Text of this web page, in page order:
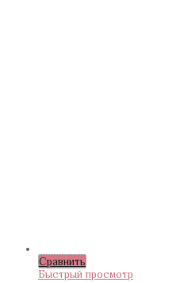
Сравнить
Быстрый просмотр